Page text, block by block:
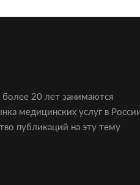
20 лет занимаются
медицинских услуг в
публикаций на эту тему